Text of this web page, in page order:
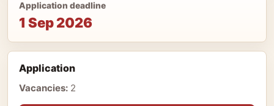
Application deadline
1 Sep 2026
Application
Vacancies: 2